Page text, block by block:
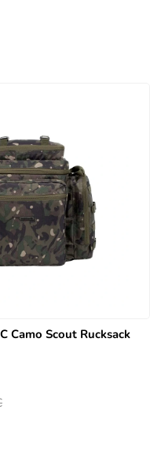
Camo Scout Rucksack